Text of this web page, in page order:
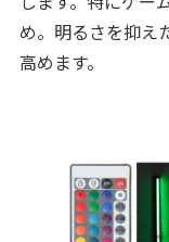
め。明るさを抑え
高めます。